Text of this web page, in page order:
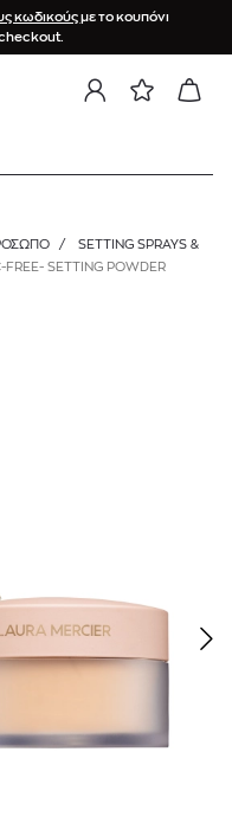
κωδικούςμε το κουπόνι
checkout.
/
SETTING SPRAYS &
SETTING POWDER